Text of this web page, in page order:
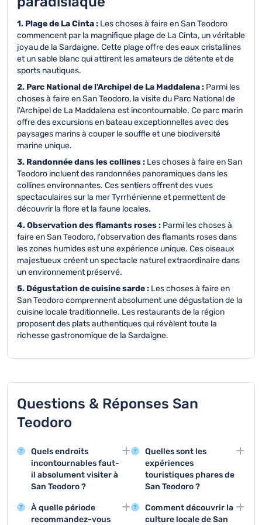
1. Plage de La Cinta : Les choses à faire en San Teodoro
commencent par la magnifique plage de La Cinta, un véritable
joyau de la Sardaigne. Cette plage offre des eaux cristallines
et un sable blanc qui attirent les amateurs de détente et de
sports nautiques.
2. Parc National de l'Archipel de La Maddalena : Parmi les
choses à faire en San Teodoro, la visite du Parc National de
l'Archipel de La Maddalena est incontournable. Ce parc marin
offre des excursions en bateau exceptionnelles avec des
paysages marins à couper le souffle et une biodiversité
marine unique.
3. Randonnée dans les collines : Les choses à faire en San
Teodoro incluent des randonnées panoramiques dans les
collines environnantes. Ces sentiers offrent des vues
spectaculaires sur la mer Tyrrhénienne et permettent de
découvrir la flore et la faune locales.
4. Observation des flamants roses : Parmi les choses à
faire en San Teodoro, l'observation des flamants roses dans
les zones humides est une expérience unique. Ces oiseaux
majestueux créent un spectacle naturel extraordinaire dans
un environnement préservé.
5. Dégustation de cuisine sarde : Les choses à faire en
San Teodoro comprennent absolument une dégustation de la
cuisine locale traditionnelle. Les restaurants de la région
proposent des plats authentiques qui révèlent toute la
richesse gastronomique de la Sardaigne.
Questions & Réponses San
Teodoro
Quels endroits
incontournables faut-
il absolument visiter à
San Teodoro ?
San Teodoro offre des
sites remarquables
À quelle période
recommandez-vous
Quelles sont les
expériences
touristiques phares de
San Teodoro ?
Les trois activités
principales sont la
Comment découvrir la
culture locale de San